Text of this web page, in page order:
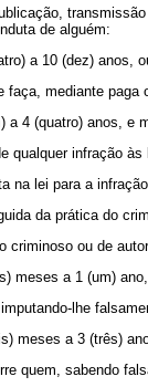
transmissão
de alguém:
a 10 (dez) anos,
mediante paga
(quatro) anos, e
infração às
lei para a infração
da prática do
ou de
a 1 (um) ano,
lhe
a 3 (três)
sabendo